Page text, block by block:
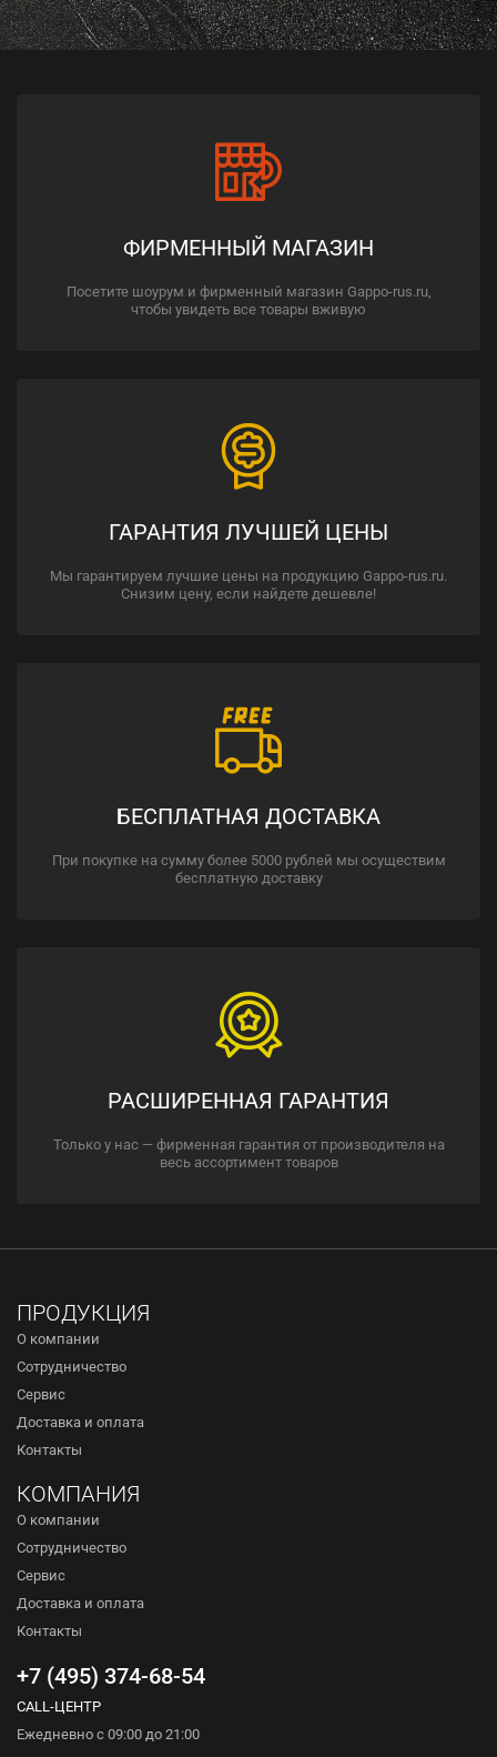
ФИРМЕННЫЙ МАГАЗИН
Посетите шоурум и фирменный магазин Gappo-rus.ru,
чтобы увидеть все товары вживую
ГАРАНТИЯ ЛУЧШЕЙ ЦЕНЫ
Мы гарантируем лучшие цены на продукцию Gappo-rus.ru.
Снизим цену, если найдете дешевле!
БЕСПЛАТНАЯ ДОСТАВКА
При покупке на сумму более 5000 рублей мы осуществим
бесплатную доставку
РАСШИРЕННАЯ ГАРАНТИЯ
Только у нас — фирменная гарантия от производителя на
весь ассортимент товаров
ПРОДУКЦИЯ
О компании
Сотрудничество
Сервис
Доставка и оплата
Контакты
КОМПАНИЯ
О компании
Сотрудничество
Сервис
Доставка и оплата
Контакты
+7 (495) 374-68-54
CALL-ЦЕНТР
Ежедневно с 09:00 до 21:00